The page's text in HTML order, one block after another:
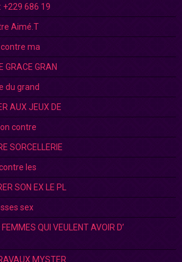
+229 686 19
Aimé.T
ma
GRACE GRAN
du grand
AUX JEUX DE
contre
SORCELLERIE
les
SON EX LE PL
sex
QUI VEULENT AVOIR D’
MYSTER